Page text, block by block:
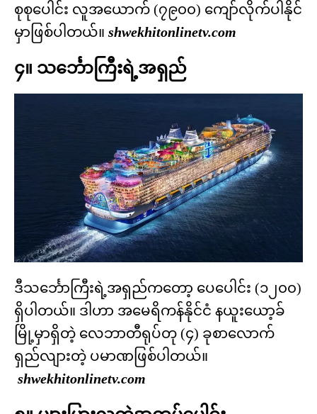
စုစုပေါင်း လူအယောက် (၇၉၀၀) ကျော်လိုက်ပါနိုင်
မှာဖြစ်ပါတယ်။ shwekhitonlinetv.com
၄။ သင်္ဘောကြီးရဲ့အရှည်
ဒီသင်္ဘောကြီးရဲ့အရှည်ကတော့ ပေပေါင်း (၁၂၀၀)
ရှိပါတယ်။ ဒါဟာ အမေရိကန်နိုင်ငံ နယူးယော့ခ်
မြို့မှာရှိတဲ့ လေဘာတီရုပ်တု (၄) ခုစာလောက်
ရှည်လျားတဲ့ ပမာဏဖြစ်ပါတယ်။
shwekhitonlinetv.com